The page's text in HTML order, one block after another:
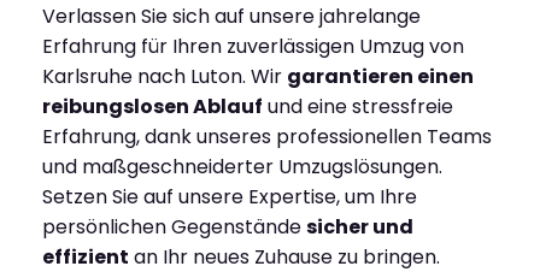
Verlassen Sie sich auf unsere jahrelange
Erfahrung für Ihren zuverlässigen Umzug von
Karlsruhe nach Luton. Wir garantieren einen
reibungslosen Ablauf und eine stressfreie
Erfahrung, dank unseres professionellen Teams
und maßgeschneiderter Umzugslösungen.
Setzen Sie auf unsere Expertise, um Ihre
persönlichen Gegenständesicher und
effizient an Ihr neues Zuhause zu bringen.